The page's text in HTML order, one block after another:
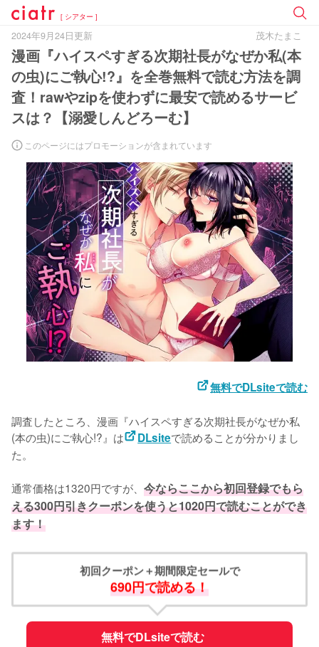
[ シアター ]
2024年9月24日更新 茂木たまこ
漫画『ハイスペすぎる次期社長がなぜか私(本
の虫)にご執心!?』を全巻無料で読む方法を調
査！rawやzipを使わずに最安で読めるサービ
スは？【溺愛しんどろーむ】
このページにはプロモーションが含まれています
無料でDLsiteで読む
調査したところ、漫画『ハイスペすぎる次期社長がなぜか私
(本の虫)にご執心!?』は
DLsiteで読めることが分かりまし
た。
通常価格は1320円ですが、 今ならここから初回登録でもら
える300円引きクーポンを使うと1020円で読むことができ
ます！
初回クーポン＋期間限定セールで
690円で読める！
無料でDLsiteで読む